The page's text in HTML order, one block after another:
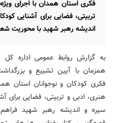
فکری استان همدان با اجرای
تربیتی، فضایی برای آشنایی
اندیشه رهبر شهید با محوریت
به گزارش روابط عمومی اداره
همزمان با آیین تشییع و
فکری کودکان و نوجوانان استان
هنری، ادبی و تربیتی، فضایی برای
سیره و اندیشه رهبر شهید